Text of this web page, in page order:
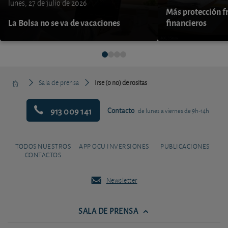
lunes, 27 de julio de 2026
La Bolsa no se va de vacaciones
Más protección
financieros
Sala de prensa Irse (o no) de rositas
913 009 141 Contacto de lunes a viernes de 9h-14h
TODOS NUESTROS
CONTACTOS
APP OCU INVERSIONES PUBLICACIONES
Newsletter
SALA DE PRENSA